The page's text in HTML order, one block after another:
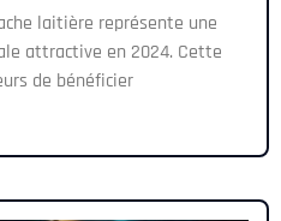
laitière représente une
attractive en 2024. Cette
de bénéficier